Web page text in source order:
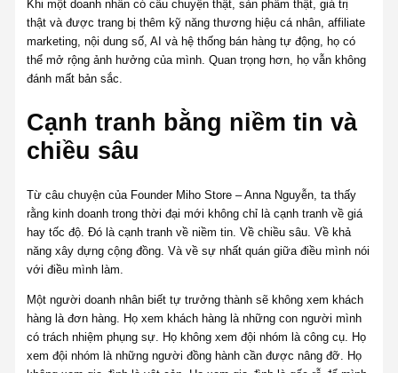
Khi một doanh nhân có câu chuyện thật, sản phẩm thật, giá trị
thật và được trang bị thêm kỹ năng thương hiệu cá nhân, affiliate
marketing, nội dung số, AI và hệ thống bán hàng tự động, họ có
thể mở rộng ảnh hưởng của mình. Quan trọng hơn, họ vẫn không
đánh mất bản sắc.
Cạnh tranh bằng niềm tin và
chiều sâu
Từ câu chuyện của Founder Miho Store – Anna Nguyễn, ta thấy
rằng kinh doanh trong thời đại mới không chỉ là cạnh tranh về giá
hay tốc độ. Đó là cạnh tranh về niềm tin. Về chiều sâu. Về khả
năng xây dựng cộng đồng. Và về sự nhất quán giữa điều mình nói
với điều mình làm.
Một người doanh nhân biết tự trưởng thành sẽ không xem khách
hàng là đơn hàng. Họ xem khách hàng là những con người mình
có trách nhiệm phụng sự. Họ không xem đội nhóm là công cụ. Họ
xem đội nhóm là những người đồng hành cần được nâng đỡ. Họ